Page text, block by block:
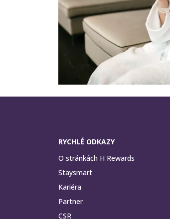
RYCHLÉ ODKAZY
O stránkách H Rewards
Staysmart
Kariéra
Partner
CSR